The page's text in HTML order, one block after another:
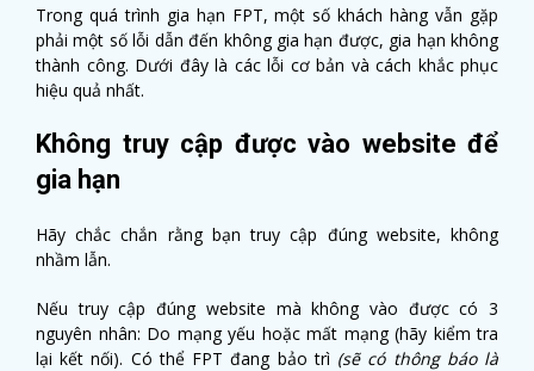
Trong quá trình gia hạn FPT, một số khách hàng vẫn gặp
phải một số lỗi dẫn đến không gia hạn được, gia hạn không
thành công. Dưới đây là các lỗi cơ bản và cách khắc phục
hiệu quả nhất.
Không truy cập được vào website để
gia hạn
Hãy chắc chắn rằng bạn truy cập đúng website, không
nhầm lẫn.
Nếu truy cập đúng website mà không vào được có 3
nguyên nhân: Do mạng yếu hoặc mất mạng (hãy kiểm tra
lại kết nối). Có thể FPT đang bảo trì (sẽ có thông báo là